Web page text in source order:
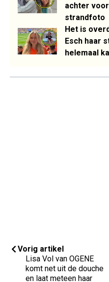
achter
strandfoto
Het is
Esch haar
helemaal
Vorig artikel
Lisa Vol van OGENE
komt net uit de douche
en laat meteen haar